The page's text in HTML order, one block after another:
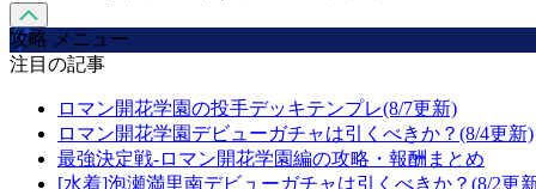
攻略 メニュー
注目の記事
ロマン開花学園の投手デッキテンプレ(8/7更新)
ロマン開花学園デビューガチャは引くべきか？(8/4更新)
最強決定戦-ロマン開花学園編の攻略・報酬まとめ
[水着]泡瀬満里南デビューガチャは引くべきか？(8/2更